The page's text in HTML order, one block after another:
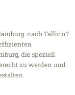
nach Tallinn?
die speziell
zu werden und